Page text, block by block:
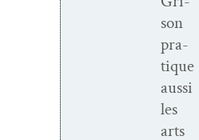
son
pra­
tique
aus­si
les
arts